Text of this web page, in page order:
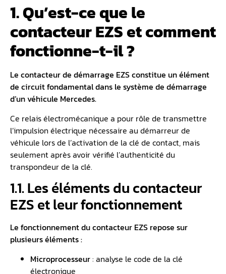
1. Qu’est-ce que le
contacteur EZS et comment
fonctionne-t-il ?
Le contacteur de démarrage EZS constitue un élément
de circuit fondamental dans le système de démarrage
d’un véhicule Mercedes.
Ce relais électromécanique a pour rôle de transmettre
l’impulsion électrique nécessaire au démarreur de
véhicule lors de l’activation de la clé de contact, mais
seulement après avoir vérifié l’authenticité du
transpondeur de la clé.
1.1. Les éléments du contacteur
EZS et leur fonctionnement
Le fonctionnement du contacteur EZS repose sur
plusieurs éléments :
Microprocesseur: analyse le code de la clé
électronique